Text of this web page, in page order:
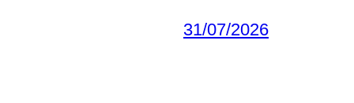
31/07/2026